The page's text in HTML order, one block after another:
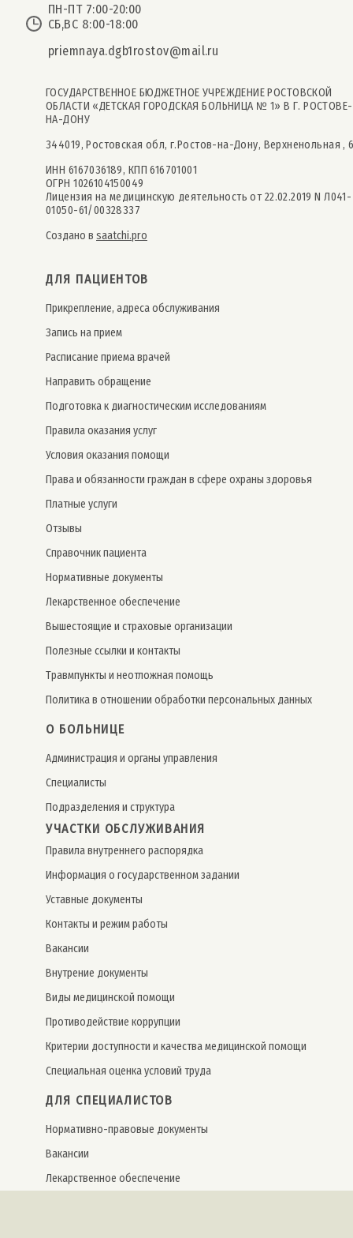
ПН-ПТ 7:00-20:00
СБ,ВС 8:00-18:00
priemnaya.dgb1rostov@mail.ru
ГОСУДАРСТВЕННОЕ БЮДЖЕТНОЕ УЧРЕЖДЕНИЕ РОСТОВСКОЙ
ОБЛАСТИ «ДЕТСКАЯ ГОРОДСКАЯ БОЛЬНИЦА № 1» В Г. РОСТОВЕ-
НА-ДОНУ
344019, Ростовская обл, г.Ростов-на-Дону, Верхненольная ,
ИНН 6167036189, КПП 616701001
ОГРН 1026104150049
Лицензия на медицинскую деятельность от 22.02.2019 N Л041-
01050-61/00328337
Создано в saatchi.pro
ДЛЯ ПАЦИЕНТОВ
Прикрепление, адреса обслуживания
Запись на прием
Расписание приема врачей
Направить обращение
Подготовка к диагностическим исследованиям
Правила оказания услуг
Условия оказания помощи
Права и обязанности граждан в сфере охраны здоровья
Платные услуги
Отзывы
Справочник пациента
Нормативные документы
Лекарственное обеспечение
Вышестоящие и страховые организации
Полезные ссылки и контакты
Травмпункты и неотложная помощь
Политика в отношении обработки персональных данных
О БОЛЬНИЦЕ
Администрация и органы управления
Специалисты
Подразделения и структура
УЧАСТКИ ОБСЛУЖИВАНИЯ
Правила внутреннего распорядка
Информация о государственном задании
Уставные документы
Контакты и режим работы
Вакансии
Внутрение документы
Виды медицинской помощи
Противодействие коррупции
Критерии доступности и качества медицинской помощи
Специальная оценка условий труда
ДЛЯ СПЕЦИАЛИСТОВ
Нормативно-правовые документы
Вакансии
Лекарственное обеспечение